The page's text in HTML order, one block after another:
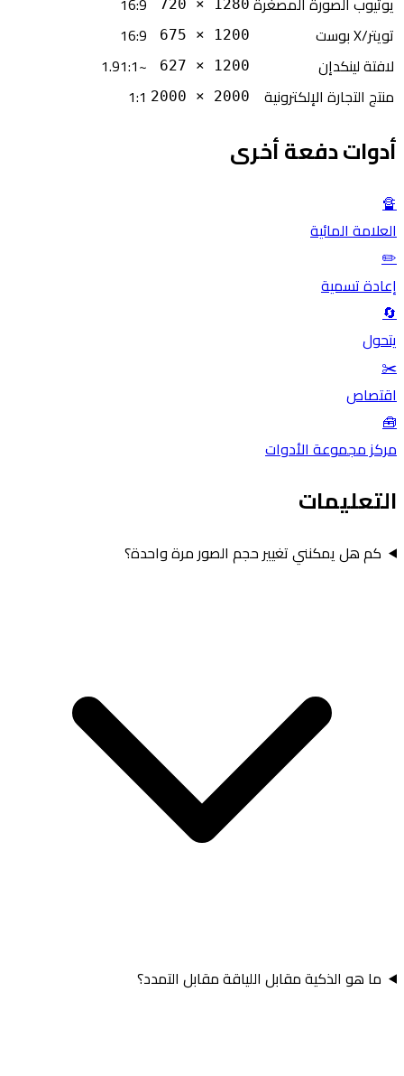
1280 × 720
تويتر/X بوست
1200 × 675
16:9
لافتة لينكدإن
1200 × 627
~1.91:1
منتج التجارة الإلكترونية
2000 × 2000
1:1
أدوات دفعة أخرى
🔏
العلامة المائية
✏️
إعادة تسمية
🔄
يتحول
✂️
اقتصاص
🧰
مركز مجموعة الأدوات
التعليمات
كم هل يمكنني تغيير حجم الصور مرة واحدة؟
ما هو الذكية مقابل اللياقة مقابل التمدد؟